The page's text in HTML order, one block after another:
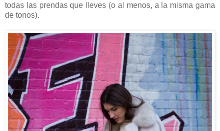
todas las prendas que lleves (o al menos, a la misma gama
de tonos).